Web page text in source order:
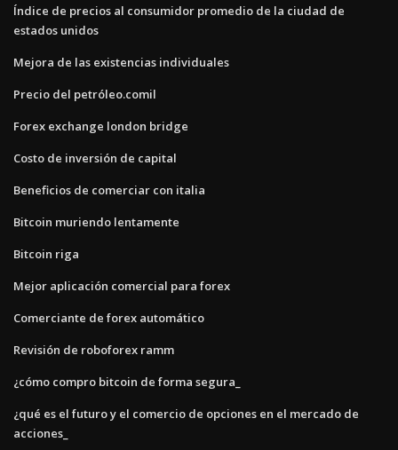
Índice de precios al consumidor promedio de la ciudad de
estados unidos
Mejora de las existencias individuales
Precio del petróleo.comil
Forex exchange london bridge
Costo de inversión de capital
Beneficios de comerciar con italia
Bitcoin muriendo lentamente
Bitcoin riga
Mejor aplicación comercial para forex
Comerciante de forex automático
Revisión de roboforex ramm
¿cómo compro bitcoin de forma segura_
¿qué es el futuro y el comercio de opciones en el mercado de
acciones_